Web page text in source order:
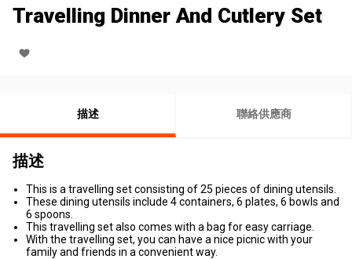
Travelling Dinner And Cutlery Set
描述 聯絡供應商
描述
This is a travelling set consisting of 25 pieces of dining utensils.
These dining utensils include 4 containers, 6 plates, 6 bowls and
6 spoons.
This travelling set also comes with a bag for easy carriage.
With the travelling set, you can have a nice picnic with your
family and friends in a convenient way.